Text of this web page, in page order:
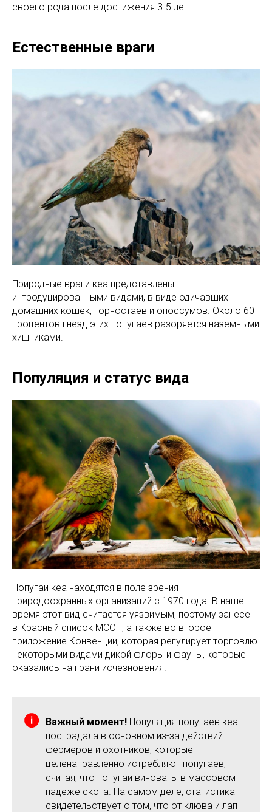
своего рода после достижения 3-5 лет.
Естественные враги
Природные враги кеа представлены
интродуцированными видами, в виде одичавших
домашних кошек, горностаев и опоссумов. Около 60
процентов гнезд этих попугаев разоряется наземными
хищниками.
Популяция и статус вида
Попугаи кеа находятся в поле зрения
природоохранных организаций с 1970 года. В наше
время этот вид считается уязвимым, поэтому занесен
в Красный список МСОП, а также во второе
приложение Конвенции, которая регулирует торговлю
некоторыми видами дикой флоры и фауны, которые
оказались на грани исчезновения.
Важный момент! Популяция попугаев кеа
пострадала в основном из-за действий
фермеров и охотников, которые
целенаправленно истребляют попугаев,
считая, что попугаи виноваты в массовом
падеже скота. На самом деле, статистика
свидетельствует о том, что от клюва и лап